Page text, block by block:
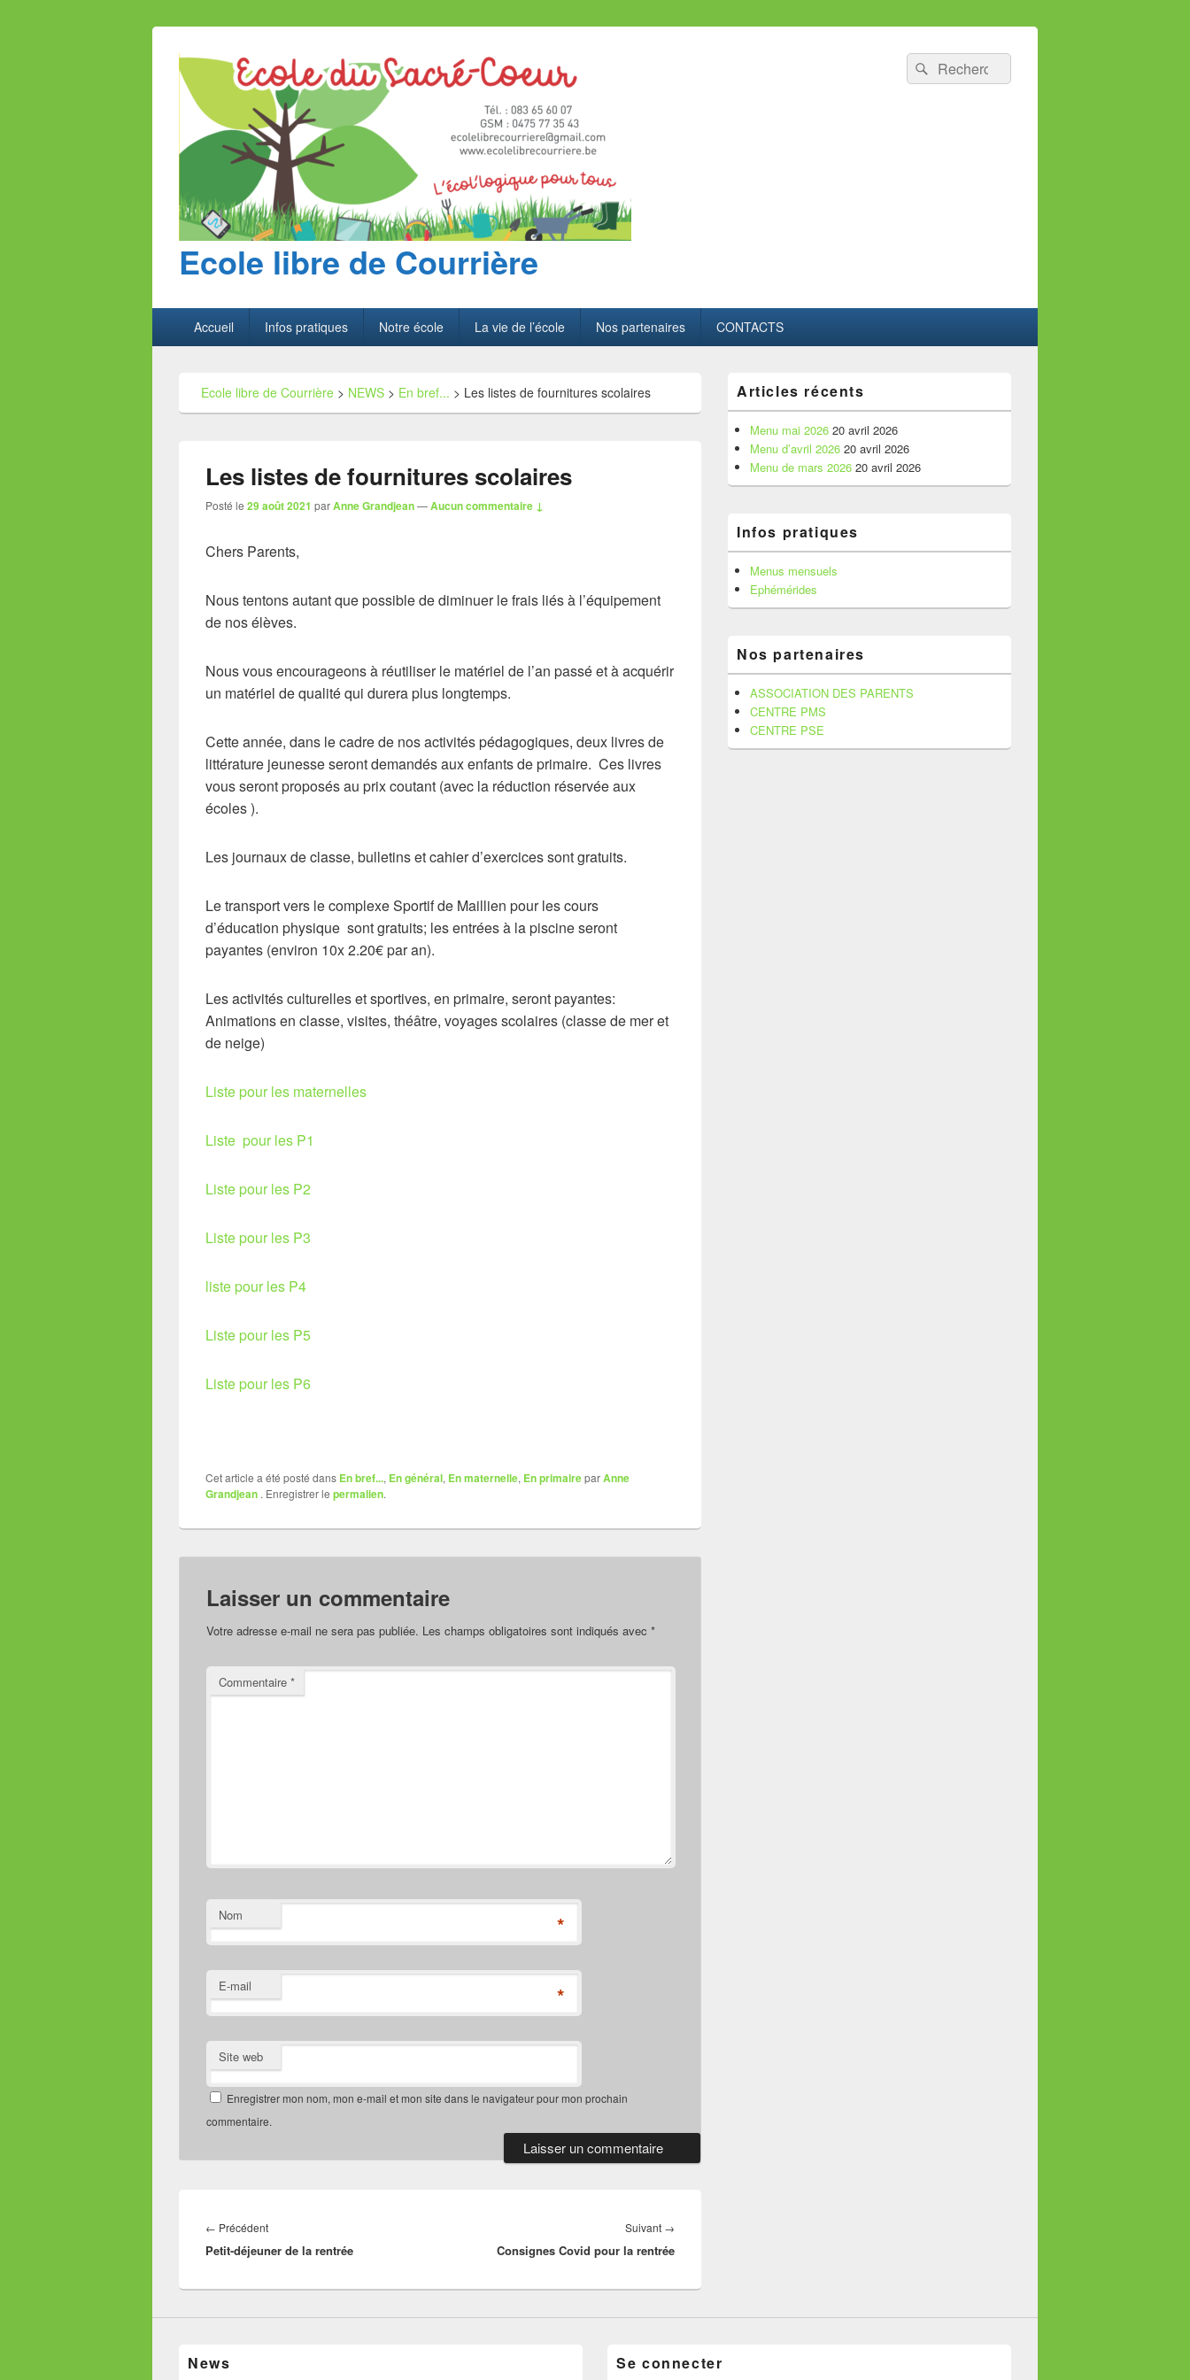
Ecole libre de Courrière
Recherche :
Rechercher
principalAccueil Infos pratiques Notre école La vie de l’école Nos partenaires CONTACTS
Ecole libre de Courrière > NEWS > En bref... > Les listes de fournitures scolaires
Les listes de fournitures scolaires
Posté le 29 août 2021 parAnne Grandjean—Aucun commentaire ↓
Chers Parents,
Nous tentons autant que possible de diminuer le frais liés à l’équipement
de nos élèves.
Nous vous encourageons à réutiliser le matériel de l’an passé et à acquérir
un matériel de qualité qui durera plus longtemps.
Cette année, dans le cadre de nos activités pédagogiques, deux livres de
littérature jeunesse seront demandés aux enfants de primaire. Ces livres
vous seront proposés au prix coutant (avec la réduction réservée aux
écoles ).
Les journaux de classe, bulletins et cahier d’exercices sont gratuits.
Le transport vers le complexe Sportif de Maillien pour les cours
d’éducation physique sont gratuits; les entrées à la piscine seront
payantes (environ 10x 2.20€ par an).
Les activités culturelles et sportives, en primaire, seront payantes:
Animations en classe, visites, théâtre, voyages scolaires (classe de mer et
de neige)
Liste pour les maternelles
Liste pour les P1
Liste pour les P2
Liste pour les P3
liste pour les P4
Liste pour les P5
Liste pour les P6
Cet article a été posté dans En bref..., En général, En maternelle, En primaireparAnne
Grandjean . Enregistrer le permalien.
Laisser un commentaire
Votre adresse e-mail ne sera pas publiée. Les champs obligatoires sont indiqués avec *
Commentaire *
Nom *
E-mail *
Site web
Enregistrer mon nom, mon e-mail et mon site dans le navigateur pour mon prochain
commentaire.
de
l’article
← PrécédentArticle
précédent :
Petit-déjeuner de la rentrée
Suivant →
suivant :
Consignes Covid pour la rentrée
principale
de
widget
pour
barre
latérale
Articles récents
Menu mai 2026 20 avril 2026
Menu d’avril 2026 20 avril 2026
Menu de mars 2026 20 avril 2026
Infos pratiques
Menus mensuels
Ephémérides
Nos partenaires
ASSOCIATION DES PARENTS
CENTRE PMS
CENTRE PSE
News Se connecter